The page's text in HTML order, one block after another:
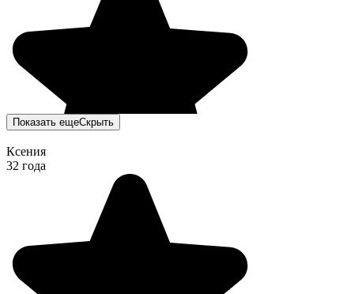
Показать ещеСкрыть
Ксения
32 года